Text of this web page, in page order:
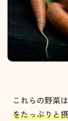
これらの野菜は
をたっぷりと